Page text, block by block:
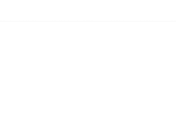
no asistirá a la posesión de Abelardo de la Espriella y llama a